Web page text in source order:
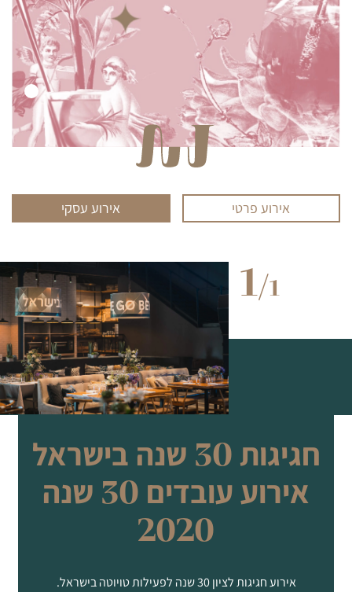
אירוע פרטי אירוע עסקי
1 /1
חגיגות 30 שנה בישראל
אירוע עובדים 30 שנה
2020
אירוע חגיגות לציון 30 שנה לפעילות טויוטה בישראל.